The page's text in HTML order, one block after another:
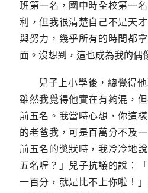
班第一名，國中時全校第一
利，但我很清楚自己不是天
與努力，幾乎所有的時間都
面。沒想到，這也成為我的偶
兒子上小學後，總覺得
雖然我覺得他實在有夠混，
前五名。我當時心想，你這
的老爸我，可是百萬分不及
前五名的獎狀時，我冷冷地
五名喔？」兒子抗議的說：
一百分，就是比不上你啦！